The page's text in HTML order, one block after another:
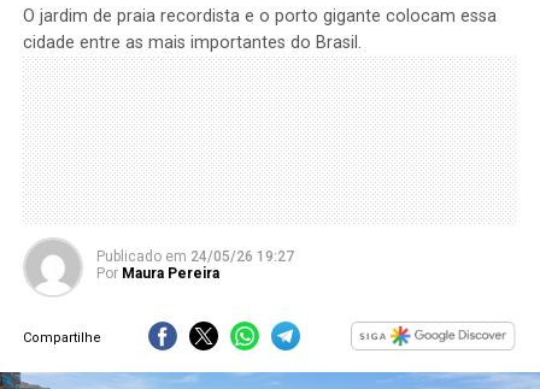
O jardim de praia recordista e o porto gigante colocam essa
cidade entre as mais importantes do Brasil.
Publicado em 24/05/26 19:27
Por Maura Pereira
Compartilhe